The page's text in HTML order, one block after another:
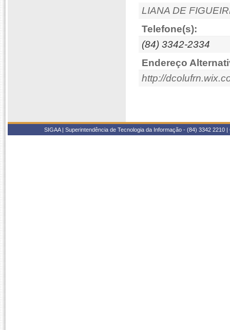
LIANA DE
Telefone(s):
(84) 3342-2334
Endereço
http://
SIGAA | Superintendência de Tecnologia da Informação - (84) 3342